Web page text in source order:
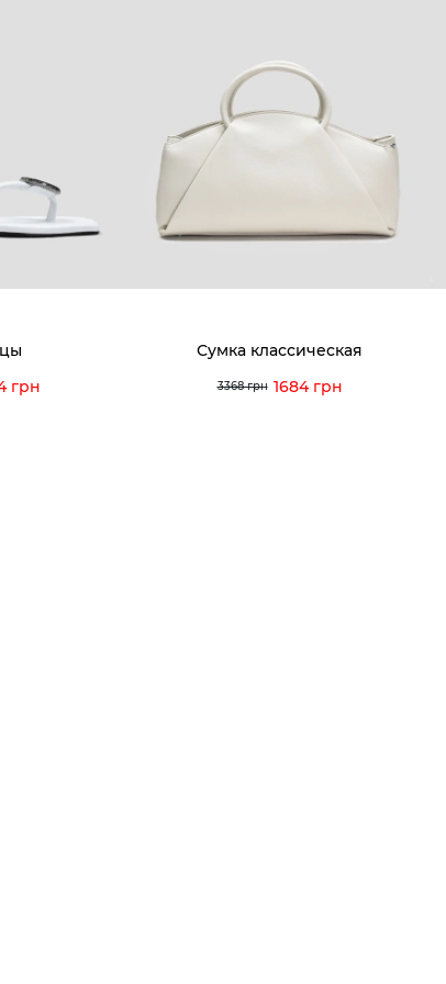
грн
Сумка классическая
3368 грн 1684 грн
О компании
Мы гордимся
Вакансии и Работа